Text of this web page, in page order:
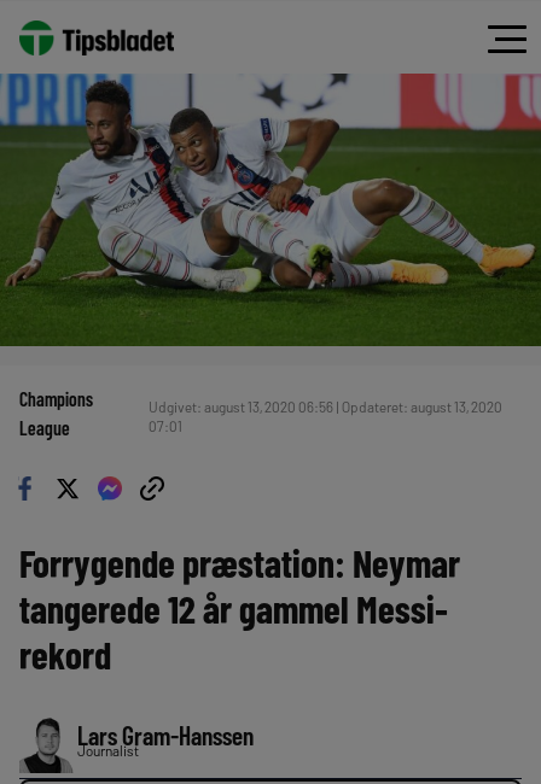
Champions
League
Udgivet: august 13, 2020 06:56 | Opdateret: august 13, 2020
07:01
Forrygende præstation: Neymar
tangerede 12 år gammel Messi-
rekord
Lars Gram-Hanssen
Journalist